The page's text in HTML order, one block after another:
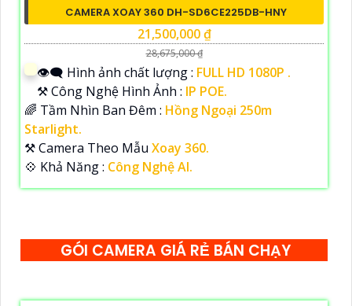
CAMERA XOAY 360 DH-SD6CE225DB-HNY
21,500,000 ₫
28,675,000 ₫
👁️‍🗨 Hình ảnh chất lượng : FULL HD 1080P .
⚒ Công Nghệ Hình Ảnh : IP POE.
🌈 Tầm Nhìn Ban Đêm : Hồng Ngoại 250m
Starlight.
⚒ Camera Theo Mẫu Xoay 360.
️💠 Khả Năng : Công Nghệ AI.
GÓI CAMERA GIÁ RẺ BÁN CHẠY